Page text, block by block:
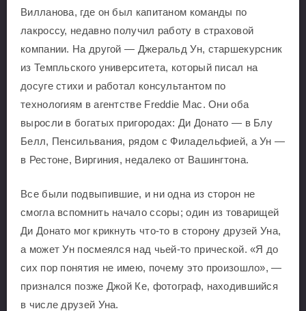
Вилланова, где он был капитаном команды по
лакроссу, недавно получил работу в страховой
компании. На другой — Джеральд Ун, старшекурсник
из Темпльского университета, который писал на
досуге стихи и работал консультантом по
технологиям в агентстве Freddie Mac. Они оба
выросли в богатых пригородах: Ди Донато — в Блу
Белл, Пенсильвания, рядом с Филадельфией, а Ун —
в Рестоне, Виргиния, недалеко от Вашингтона.
Все были подвыпившие, и ни одна из сторон не
смогла вспомнить начало ссоры; один из товарищей
Ди Донато мог крикнуть что-то в сторону друзей Уна,
а может Ун посмеялся над чьей-то прической. «Я до
сих пор понятия не имею, почему это произошло», —
признался позже Джой Ке, фотограф, находившийся
в числе друзей Уна.